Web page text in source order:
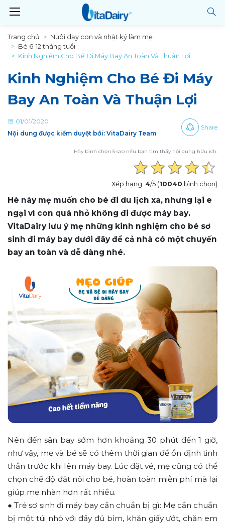
Trang chủ
Nuôi dạy con và nhật ký làm mẹ
Bé 6-12 tháng tuổi
Kinh Nghiệm Cho Bé Đi Máy Bay An Toàn Và Thuận Lợi
Kinh Nghiệm Cho Bé Đi Máy
Bay An Toàn Và Thuận Lợi
01/01/2020
Nội dung được kiểm duyệt bởi: VitaDairy Team
Share
Hãy bình chọn 5 sao nếu bạn tìm thấy nội dung hữu ích.
Xếp hạng: 4/5 (10040 bình chọn)
Hè này mẹ muốn cho bé đi du lịch xa, nhưng lại e
ngại vì con quá nhỏ không đi được máy bay.
VitaDairy lưu ý mẹ những kinh nghiệm cho bé sơ
sinh đi máy bay dưới đây để cả nhà có một chuyến
bay an toàn và dễ dàng nhé.
Nên đến sân bay sớm hơn khoảng 30 phút đến 1 giờ,
như vậy, mẹ và bé sẽ có thêm thời gian để ổn định tinh
thần trước khi lên máy bay. Lúc đặt vé, mẹ cũng có thể
chọn chế độ đặt nôi cho bé, hoàn toàn miễn phí mà lại
giúp mẹ nhàn hơn rất nhiều.
● Trẻ sơ sinh đi máy bay cần chuẩn bị gì: Mẹ cần chuẩn
bị một túi nhỏ với đầy đủ bỉm, khăn giấy ướt, chăn em